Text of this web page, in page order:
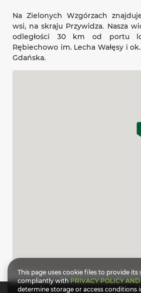
Na Zielonych Wzgórzach
wsi, na skraju Przywidza. Nasza
odległości 30 km od portu
Rębiechowo im. Lecha Wałęsy i
Gdańska.
This page uses cookie files to provide its
compliantly withPRIVACY POLICY AND
determine storage or access conditions